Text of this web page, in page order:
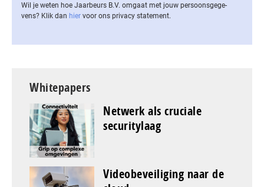
Wil je weten hoe Jaarbeurs B.V. omgaat met jouw per­soons­ge­ge­
vens? Klik dan hier voor ons privacy statement.
Whitepapers
Netwerk als cruciale
securitylaag
Videobeveiliging naar de